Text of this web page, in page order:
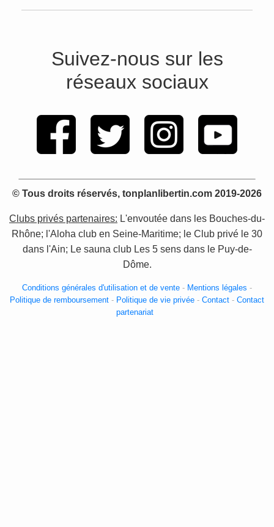
Suivez-nous sur les
réseaux sociaux
© Tous droits réservés, tonplanlibertin.com 2019-2026
Clubs privés partenaires: L'envoutée dans les Bouches-du-
Rhône; l'Aloha club en Seine-Maritime; le Club privé le 30
dans l'Ain; Le sauna club Les 5 sens dans le Puy-de-
Dôme.
Conditions générales d'utilisation et de vente - Mentions légales -
Politique de remboursement - Politique de vie privée - Contact - Contact
partenariat